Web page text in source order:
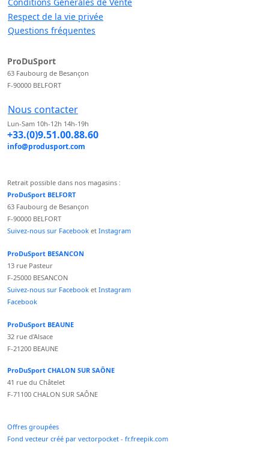
Respect de la vie privée
Questions fréquentes
ProDuSport
63 Faubourg de Besançon
F-90000 BELFORT
Nous contacter
Lun-Sam 10h-12h 14h-19h
+33.(0)9.51.00.88.60
info@produsport.com
Retrait possible dans nos magasins :
ProDuSport BELFORT
63 Faubourg de Besançon
F-90000 BELFORT
Suivez-nous sur Facebook et Instagram
ProDuSport BESANCON
13 rue Pasteur
F-25000 BESANCON
Suivez-nous sur Facebook et Instagram
Facebook
ProDuSport BEAUNE
32 rue d'Alsace
F-21200 BEAUNE
ProDuSport CHALON SUR SAÔNE
41 rue du Châtelet
F-71100 CHALON SUR SAÔNE
Offres groupées
Fond vecteur créé par vectorpocket - fr.freepik.com